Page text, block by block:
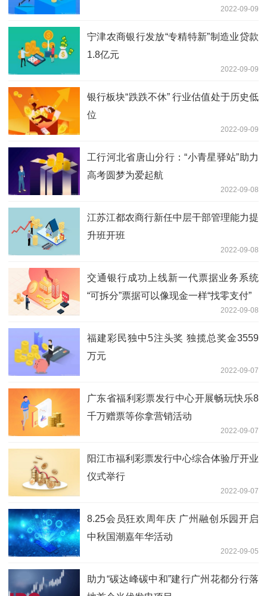
2022-09-09
宁津农商银行发放“专精特新”制造业贷款
1.8亿元
2022-09-09
银行板块“跌跌不休” 行业估值处于历史低
位
2022-09-09
工行河北省唐山分行：“小青星驿站”助力
高考圆梦为爱起航
2022-09-08
江苏江都农商行新任中层干部管理能力提
升班开班
2022-09-08
交通银行成功上线新一代票据业务系统
“可拆分”票据可以像现金一样“找零支付”
2022-09-08
福建彩民独中5注头奖 独揽总奖金3559
万元
2022-09-07
广东省福利彩票发行中心开展畅玩快乐8
千万赠票等你拿营销活动
2022-09-07
阳江市福利彩票发行中心综合体验厅开业
仪式举行
2022-09-07
8.25会员狂欢周年庆 广州融创乐园开启
中秋国潮嘉年华活动
2022-09-05
助力“碳达峰碳中和”建行广州花都分行落